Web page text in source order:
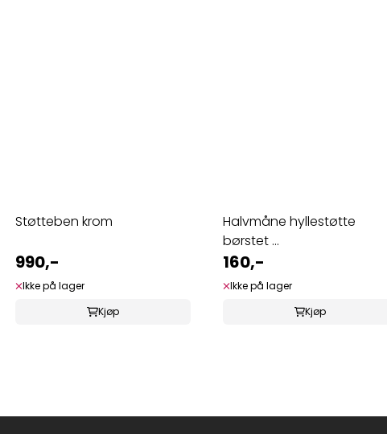
Støtteben krom
990,-
Ikke på lager
Kjøp
Halvmåne hyllestøtte
børstet ...
160,-
Ikke på lager
Kjøp